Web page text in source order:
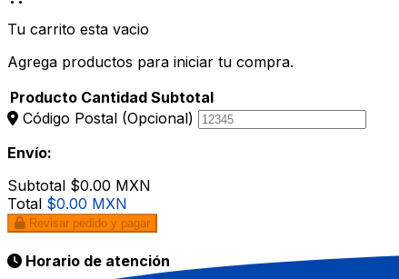
Tu carrito esta vacio
Agrega productos para iniciar tu compra.
Producto Cantidad Subtotal
Código Postal (Opcional)
Envío:
Subtotal $0.00 MXN
Total $0.00 MXN
Revisar pedido y pagar
Horario de atención